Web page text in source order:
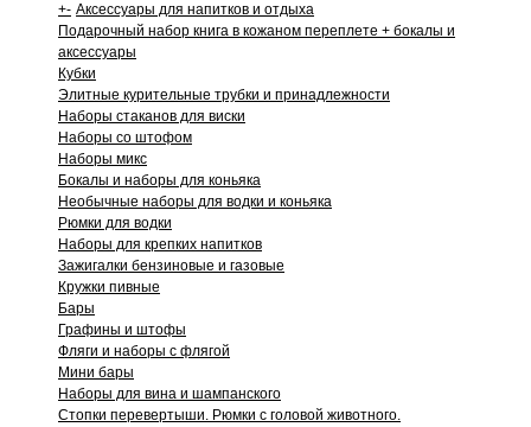
+- Аксессуары для напитков и отдыха
Подарочный набор книга в кожаном переплете + бокалы и
аксессуары
Кубки
Элитные курительные трубки и принадлежности
Наборы стаканов для виски
Наборы со штофом
Наборы микс
Бокалы и наборы для коньяка
Необычные наборы для водки и коньяка
Рюмки для водки
Наборы для крепких напитков
Зажигалки бензиновые и газовые
Кружки пивные
Бары
Графины и штофы
Фляги и наборы с флягой
Мини бары
Наборы для вина и шампанского
Стопки перевертыши. Рюмки с головой животного.